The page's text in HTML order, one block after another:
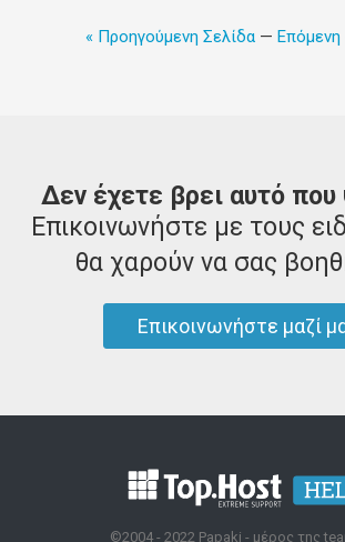
« Προηγούμενη Σελίδα— Επόμενη
Δεν έχετε βρει αυτό που
Επικοινωνήστε με τους
θα χαρούν να σας
Επικοινωνήστε μαζί
©2004 - 2022 Papaki - μέρος της